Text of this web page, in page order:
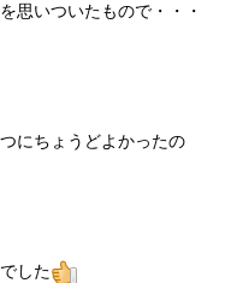
思いついたもので・・・
にちょうどよかったの
した